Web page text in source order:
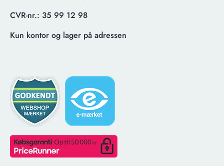
CVR-nr.: 35 99 12 98
Kun kontor og lager på adressen